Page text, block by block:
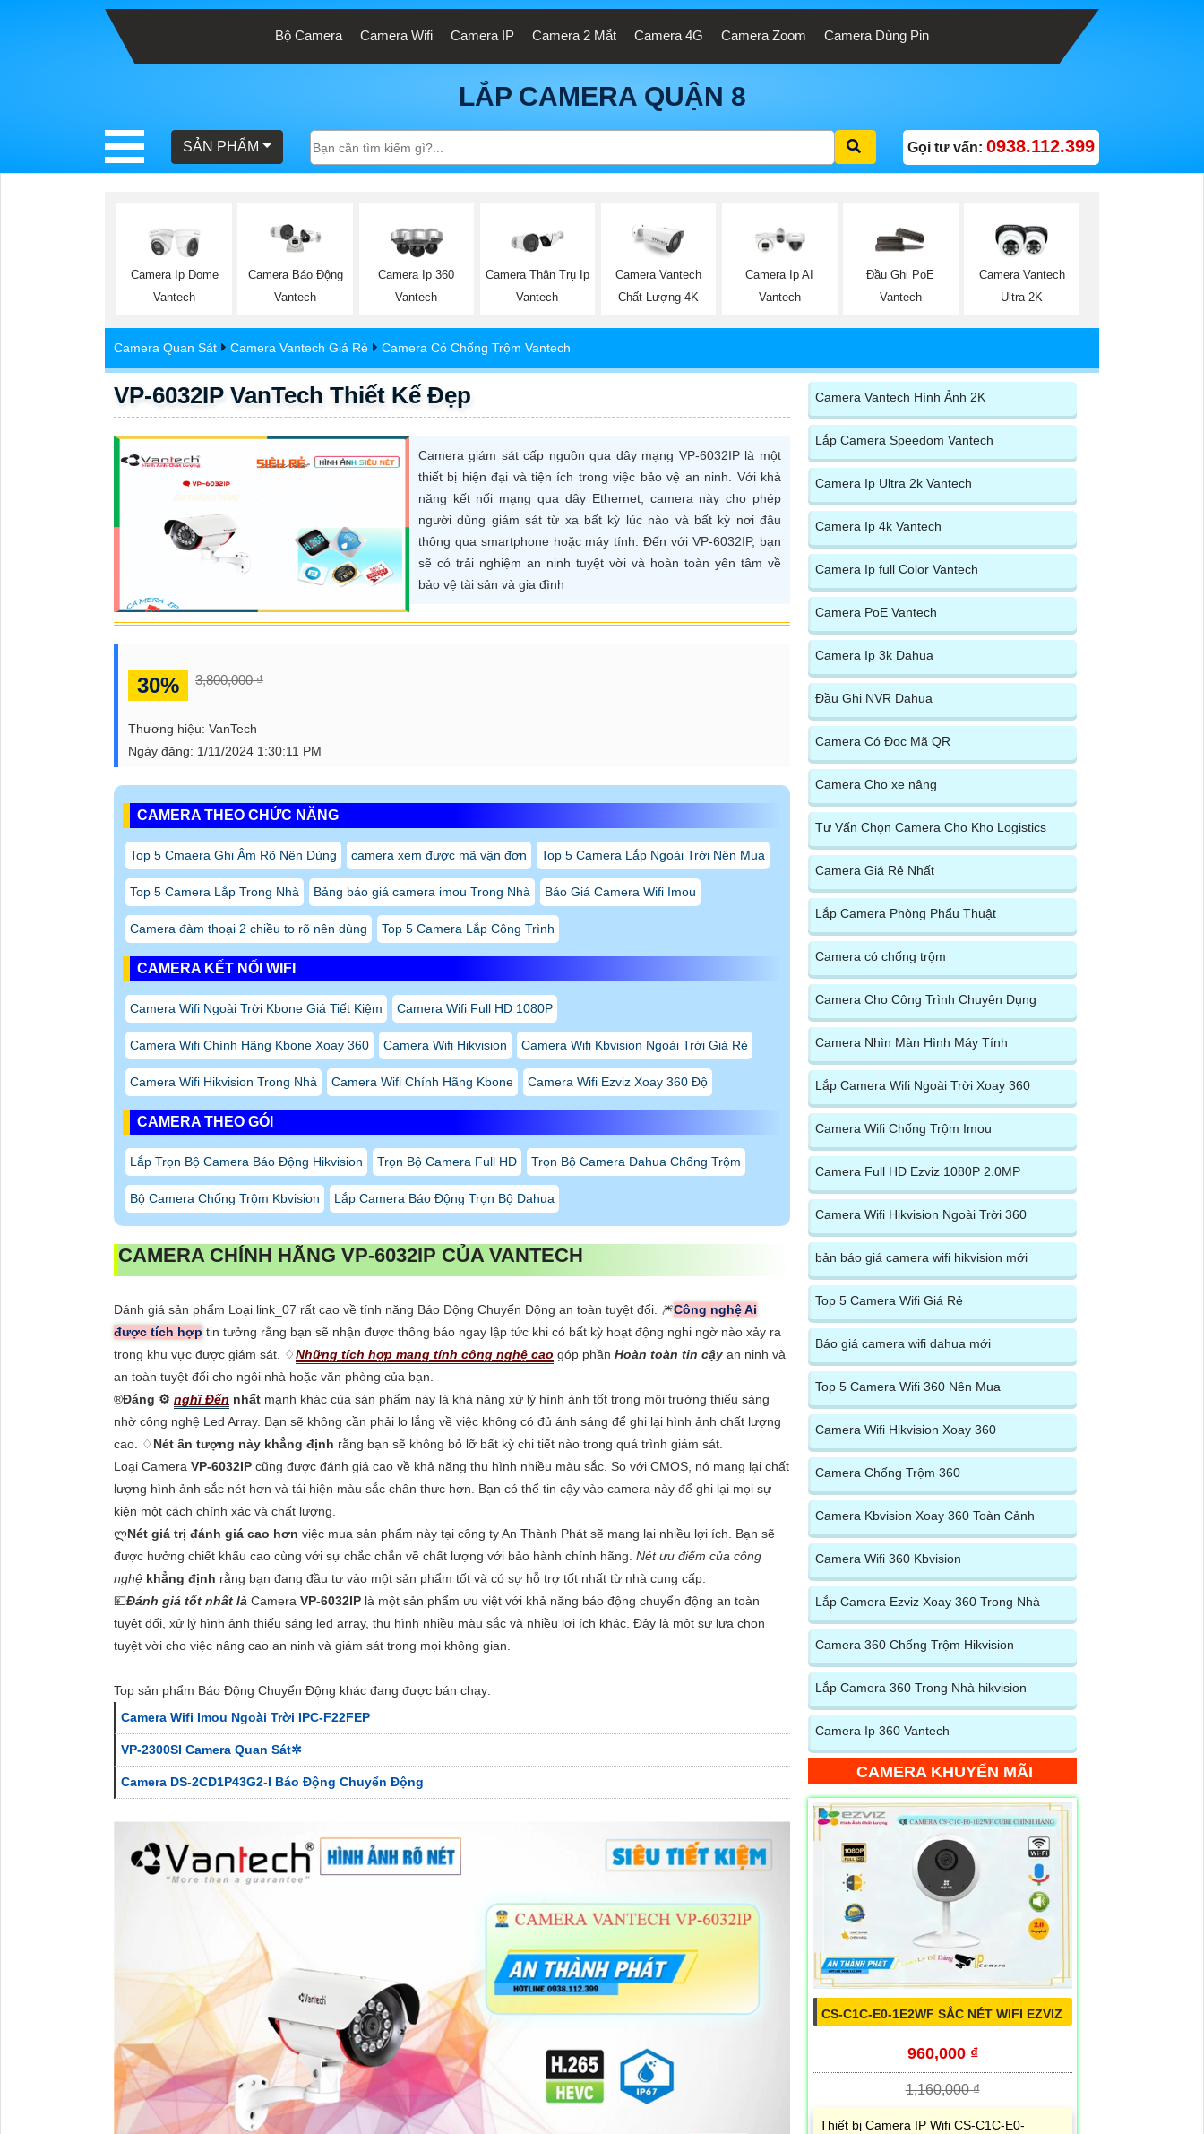
Bộ Camera Camera Wifi Camera IP Camera 2 Mắt Camera 4G Camera Zoom Camera Dùng Pin
LẮP CAMERA QUẬN 8
SẢN PHẨM Gọi tư vấn: 0938.112.399
Camera Ip Dome
Vantech
Camera Báo Động
Vantech
Camera Ip 360
Vantech
Camera Thân Trụ Ip
Vantech
Camera Vantech
Chất Lượng 4K
Camera Ip AI
Vantech
Đầu Ghi PoE
Vantech
Camera Vantech
Ultra 2K
Camera Quan Sát Camera Vantech Giá Rẻ Camera Có Chống Trộm Vantech
VP-6032IP VanTech Thiết Kế Đẹp
Camera giám sát cấp nguồn qua dây mạng VP-6032IP là một
thiết bị hiện đại và tiện ích trong việc bảo vệ an ninh. Với khả
năng kết nối mạng qua dây Ethernet, camera này cho phép
người dùng giám sát từ xa bất kỳ lúc nào và bất kỳ nơi đâu
thông qua smartphone hoặc máy tính. Đến với VP-6032IP, bạn
sẽ có trải nghiệm an ninh tuyệt vời và hoàn toàn yên tâm về
bảo vệ tài sản và gia đình
30% 3,800,000 ₫
Thương hiệu: VanTech
Ngày đăng: 1/11/2024 1:30:11 PM
CAMERA THEO CHỨC NĂNG
Top 5 Cmaera Ghi Âm Rõ Nên Dùng camera xem được mã vận đơn Top 5 Camera Lắp Ngoài Trời Nên Mua
Top 5 Camera Lắp Trong Nhà Bảng báo giá camera imou Trong Nhà Báo Giá Camera Wifi Imou
Camera đàm thoại 2 chiều to rõ nên dùng Top 5 Camera Lắp Công Trình
CAMERA KẾT NỐI WIFI
Camera Wifi Ngoài Trời Kbone Giá Tiết Kiệm Camera Wifi Full HD 1080P
Camera Wifi Chính Hãng Kbone Xoay 360 Camera Wifi Hikvision Camera Wifi Kbvision Ngoài Trời Giá Rẻ
Camera Wifi Hikvision Trong Nhà Camera Wifi Chính Hãng Kbone Camera Wifi Ezviz Xoay 360 Độ
CAMERA THEO GÓI
Lắp Trọn Bộ Camera Báo Động Hikvision Trọn Bộ Camera Full HD Trọn Bộ Camera Dahua Chống Trộm
Bộ Camera Chống Trộm Kbvision Lắp Camera Báo Động Trọn Bộ Dahua
CAMERA CHÍNH HÃNG VP-6032IP CỦA VANTECH
Đánh giá sản phẩm Loại link_07 rất cao về tính năng Báo Động Chuyển Động an toàn tuyệt đối. 🎆Công nghệ Ai
được tích hợp tin tưởng rằng bạn sẽ nhận được thông báo ngay lập tức khi có bất kỳ hoạt động nghi ngờ nào xảy ra
trong khu vực được giám sát. ♢Những tích hợp mang tính công nghệ cao góp phần Hoàn toàn tin cậy an ninh và
an toàn tuyệt đối cho ngôi nhà hoặc văn phòng của bạn.
®️Đáng ⚙ nghĩ Đến nhất mạnh khác của sản phẩm này là khả năng xử lý hình ảnh tốt trong môi trường thiếu sáng
nhờ công nghệ Led Array. Bạn sẽ không cần phải lo lắng về việc không có đủ ánh sáng để ghi lại hình ảnh chất lượng
cao. ♢ Nét ấn tượng này khẳng định rằng bạn sẽ không bỏ lỡ bất kỳ chi tiết nào trong quá trình giám sát.
Loại Camera VP-6032IP cũng được đánh giá cao về khả năng thu hình nhiều màu sắc. So với CMOS, nó mang lại chất
lượng hình ảnh sắc nét hơn và tái hiện màu sắc chân thực hơn. Bạn có thể tin cậy vào camera này để ghi lại mọi sự
kiện một cách chính xác và chất lượng.
ლNét giá trị đánh giá cao hơn việc mua sản phẩm này tại công ty An Thành Phát sẽ mang lại nhiều lợi ích. Bạn sẽ
được hưởng chiết khấu cao cùng với sự chắc chắn về chất lượng với bảo hành chính hãng. Nét ưu điểm của công
nghệ khẳng định rằng bạn đang đầu tư vào một sản phẩm tốt và có sự hỗ trợ tốt nhất từ nhà cung cấp.
💴Đánh giá tốt nhất là Camera VP-6032IP là một sản phẩm ưu việt với khả năng báo động chuyển động an toàn
tuyệt đối, xử lý hình ảnh thiếu sáng led array, thu hình nhiều màu sắc và nhiều lợi ích khác. Đây là một sự lựa chọn
tuyệt vời cho việc nâng cao an ninh và giám sát trong mọi không gian.
Top sản phẩm Báo Động Chuyển Động khác đang được bán chạy:
Camera Wifi Imou Ngoài Trời IPC-F22FEP
VP-2300SI Camera Quan Sát✲
Camera DS-2CD1P43G2-I Báo Động Chuyển Động
Camera Vantech Hình Ảnh 2K
Lắp Camera Speedom Vantech
Camera Ip Ultra 2k Vantech
Camera Ip 4k Vantech
Camera Ip full Color Vantech
Camera PoE Vantech
Camera Ip 3k Dahua
Đầu Ghi NVR Dahua
Camera Có Đọc Mã QR
Camera Cho xe nâng
Tư Vấn Chọn Camera Cho Kho Logistics
Camera Giá Rẻ Nhất
Lắp Camera Phòng Phẩu Thuật
Camera có chống trộm
Camera Cho Công Trình Chuyên Dụng
Camera Nhìn Màn Hình Máy Tính
Lắp Camera Wifi Ngoài Trời Xoay 360
Camera Wifi Chống Trộm Imou
Camera Full HD Ezviz 1080P 2.0MP
Camera Wifi Hikvision Ngoài Trời 360
bản báo giá camera wifi hikvision mới
Top 5 Camera Wifi Giá Rẻ
Báo giá camera wifi dahua mới
Top 5 Camera Wifi 360 Nên Mua
Camera Wifi Hikvision Xoay 360
Camera Chống Trộm 360
Camera Kbvision Xoay 360 Toàn Cảnh
Camera Wifi 360 Kbvision
Lắp Camera Ezviz Xoay 360 Trong Nhà
Camera 360 Chống Trộm Hikvision
Lắp Camera 360 Trong Nhà hikvision
Camera Ip 360 Vantech
CAMERA KHUYẾN MÃI
CS-C1C-E0-1E2WF SẮC NÉT WIFI EZVIZ
960,000 ₫
1,160,000 ₫
Thiết bị Camera IP Wifi CS-C1C-E0-